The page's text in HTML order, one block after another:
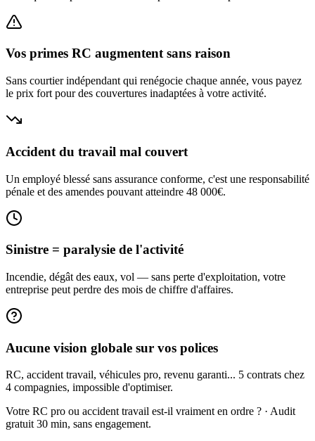
Vos primes RC augmentent sans raison
Sans courtier indépendant qui renégocie chaque année, vous payez
le prix fort pour des couvertures inadaptées à votre activité.
Accident du travail mal couvert
Un employé blessé sans assurance conforme, c'est une responsabilité
pénale et des amendes pouvant atteindre 48 000€.
Sinistre = paralysie de l'activité
Incendie, dégât des eaux, vol — sans perte d'exploitation, votre
entreprise peut perdre des mois de chiffre d'affaires.
Aucune vision globale sur vos polices
RC, accident travail, véhicules pro, revenu garanti... 5 contrats chez
4 compagnies, impossible d'optimiser.
Votre RC pro ou accident travail est-il vraiment en ordre ? · Audit
gratuit 30 min, sans engagement.